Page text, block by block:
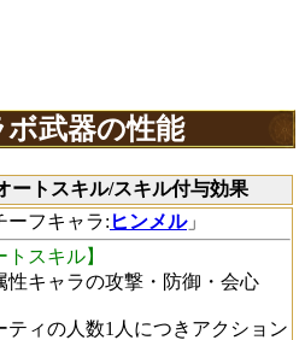
武器の性能
ートスキル/スキル付与効果
ーフキャラ: ヒンメル」
トスキル】
性キャラの攻撃・防御・会心
ティの人数1人につきアクション